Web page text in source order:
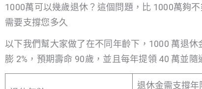
1000萬可以幾歲退休？這個問題，比 1000萬夠
需要支撐您多久
以下我們幫大家做了在不同年齡下，1000 萬退
膨 2%，預期壽命 90歲，並且每年提領 40 萬並隨
退休金需支撐年